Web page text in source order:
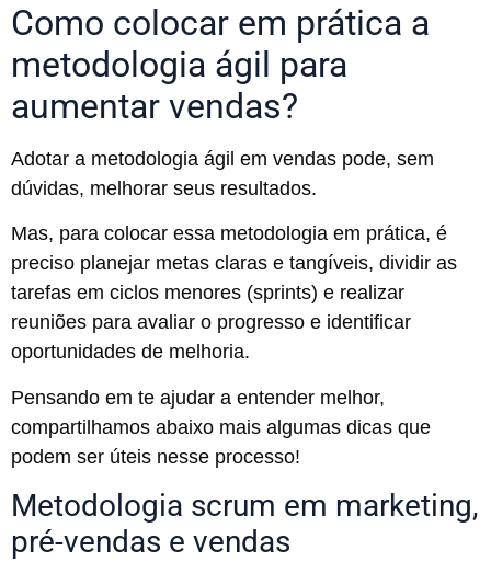
Como colocar em prática a
metodologia ágil para
aumentar vendas?
Adotar a metodologia ágil em vendas pode, sem
dúvidas, melhorar seus resultados.
Mas, para colocar essa metodologia em prática, é
preciso planejar metas claras e tangíveis, dividir as
tarefas em ciclos menores (sprints) e realizar
reuniões para avaliar o progresso e identificar
oportunidades de melhoria.
Pensando em te ajudar a entender melhor,
compartilhamos abaixo mais algumas dicas que
podem ser úteis nesse processo!
Metodologia scrum em marketing,
pré-vendas e vendas